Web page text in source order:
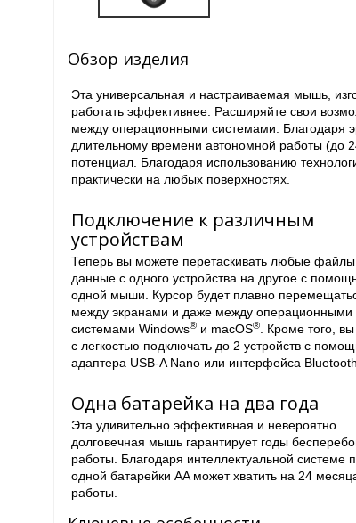
Обзор изделия
Эта универсальная и настраиваемая мышь,
работать эффективнее. Расширяйте свои
между операционными системами. Благодаря
длительному времени автономной работы (до
потенциал. Благодаря использованию
практически на любых поверхностях.
Подключение к различным
устройствам
Теперь вы можете перетаскивать любые
данные с одного устройства на другое с
одной мыши. Курсор будет плавно
между экранами и даже между операционными
системами Windows® и macOS®. Кроме того,
с легкостью подключать до 2 устройств с
адаптера USB-A Nano или интерфейса
Одна батарейка на два года
Эта удивительно эффективная и невероятно
долговечная мышь гарантирует годы
работы. Благодаря интеллектуальной системе
одной батарейки AA может хватить на 24
работы.